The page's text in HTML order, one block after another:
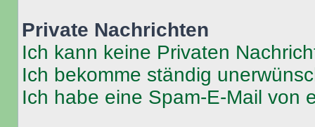
Private Nachrichten
Ich kann keine Privaten
Ich bekomme ständig
Ich habe eine Spam-E-Mail von